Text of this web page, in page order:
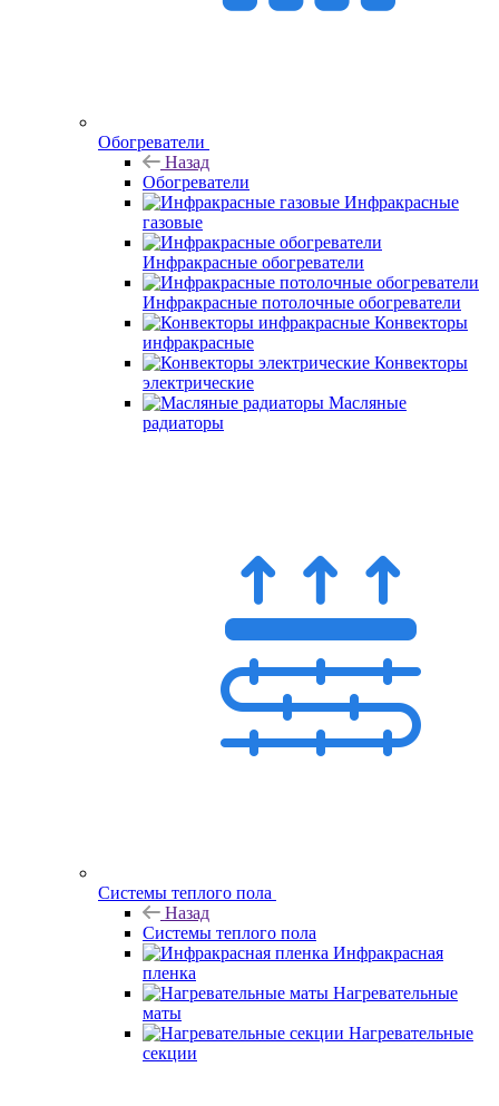
Обогреватели
Назад
Обогреватели
Инфракрасные
газовые
Инфракрасные обогреватели
Инфракрасные потолочные обогреватели
Конвекторы
инфракрасные
Конвекторы
электрические
Масляные
радиаторы
Системы теплого пола
Назад
Системы теплого пола
Инфракрасная
пленка
Нагревательные
маты
Нагревательные
секции